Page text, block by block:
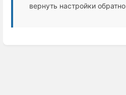
вернуть настройки обратно